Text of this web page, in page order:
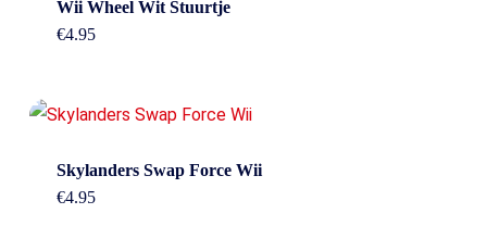
Wii Wheel Wit Stuurtje
€4.95
Skylanders Swap Force Wii
€4.95